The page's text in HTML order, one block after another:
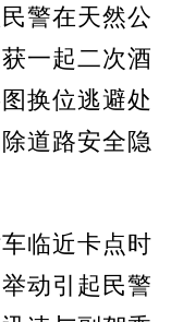
警在天然公
一起二次酒
换位逃避处
道路安全隐
临近卡点时
动引起民警